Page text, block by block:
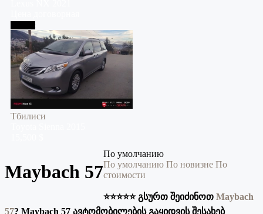
Тбилиси
Maybach 57
По умолчанию
По умолчанию По новизне По
стоимости
⭐️⭐️⭐️⭐️⭐️ გსურთ შეიძინოთ Maybach
57? Maybach 57 ავტომობილების გაყიდვის შესახებ